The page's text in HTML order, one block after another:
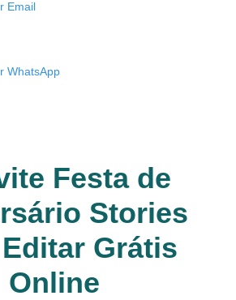
Email
WhatsApp
Festa de
Stories
Grátis
Online